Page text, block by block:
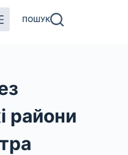
ПОШУК
райони